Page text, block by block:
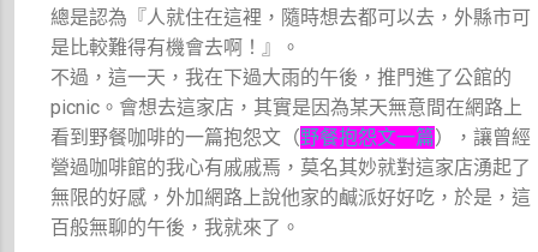
總是認為『人就住在這裡，隨時想去都可以去，外縣市可
是比較難得有機會去啊！』。
不過，這一天，我在下過大雨的午後，推門進了公館的
picnic。會想去這家店，其實是因為某天無意間在網路上
看到野餐咖啡的一篇抱怨文（野餐抱怨文一篇），讓曾經
營過咖啡館的我心有戚戚焉，莫名其妙就對這家店湧起了
無限的好感，外加網路上說他家的鹹派好好吃，於是，這
百般無聊的午後，我就來了。